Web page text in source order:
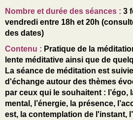
Nombre et durée des séances : 3
vendredi entre 18h et 20h
des dates)
Contenu : Pratique de la
lente méditative ainsi que de
La séance de méditation est
d'échange autour des thèmes
par ceux qui le souhaitent : l’égo,
mental, l’énergie, la présence,
est, la contemplation de l'instant,